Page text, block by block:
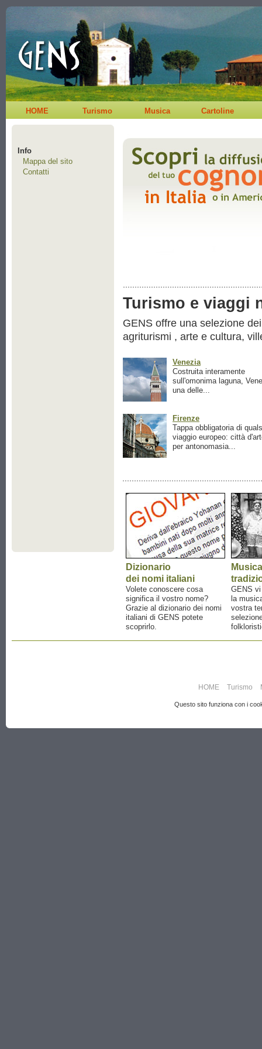
HOME Turismo Musica Cartoline
Info
Mappa del sito
Contatti
Turismo e viaggi
GENS offre una selezione
agriturismi , arte e cultura,
Venezia
Costruita interamente
sull'omonima laguna,
una delle...
Firenze
Tappa obbligatoria di
viaggio europeo: città
per antonomasia...
Dizionario
dei nomi italiani
Volete conoscere cosa
significa il vostro nome?
Grazie al dizionario dei nomi
italiani di GENS potete
scoprirlo.
Musica
GENS
la
vostra
HOME Turismo
Questo sito funziona con i